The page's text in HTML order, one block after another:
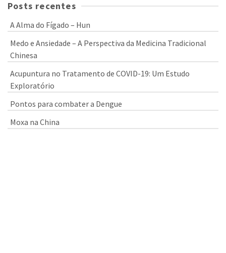
Posts recentes
A Alma do Fígado – Hun
Medo e Ansiedade – A Perspectiva da Medicina Tradicional
Chinesa
Acupuntura no Tratamento de COVID-19: Um Estudo
Exploratório
Pontos para combater a Dengue
Moxa na China